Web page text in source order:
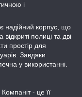
і
надійний корпус, що
полиці та дві
простір для
Завдяки
у використанні.
- це її